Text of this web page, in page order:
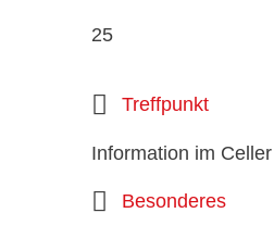
25
Treffpunkt
Information im
Besonderes